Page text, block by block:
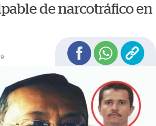
de narcotráfico en